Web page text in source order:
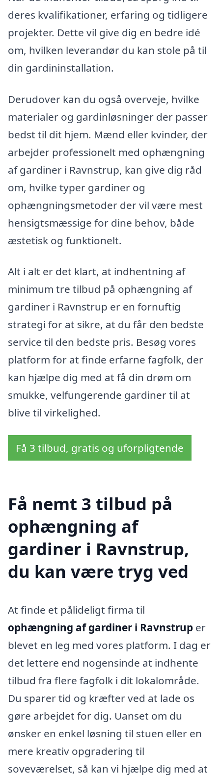
deres kvalifikationer, erfaring og tidligere
projekter. Dette vil give dig en bedre idé
om, hvilken leverandør du kan stole på til
din gardininstallation.
Derudover kan du også overveje, hvilke
materialer og gardinløsninger der passer
bedst til dit hjem. Mænd eller kvinder, der
arbejder professionelt med ophængning
af gardiner i Ravnstrup, kan give dig råd
om, hvilke typer gardiner og
ophængningsmetoder der vil være mest
hensigtsmæssige for dine behov, både
æstetisk og funktionelt.
Alt i alt er det klart, at indhentning af
minimum tre tilbud på ophængning af
gardiner i Ravnstrup er en fornuftig
strategi for at sikre, at du får den bedste
service til den bedste pris. Besøg vores
platform for at finde erfarne fagfolk, der
kan hjælpe dig med at få din drøm om
smukke, velfungerende gardiner til at
blive til virkelighed.
Få 3 tilbud, gratis og uforpligtende
Få nemt 3 tilbud på
ophængning af
gardiner i Ravnstrup,
du kan være tryg ved
At finde et pålideligt firma til
ophængning af gardiner i Ravnstrup er
blevet en leg med vores platform. I dag er
det lettere end nogensinde at indhente
tilbud fra flere fagfolk i dit lokalområde.
Du sparer tid og kræfter ved at lade os
gøre arbejdet for dig. Uanset om du
ønsker en enkel løsning til stuen eller en
mere kreativ opgradering til
soveværelset, så kan vi hjælpe dig med at